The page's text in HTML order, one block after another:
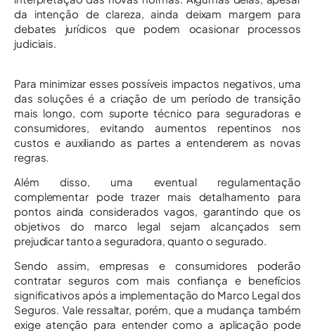
da intenção de clareza, ainda deixam margem para
debates jurídicos que podem ocasionar processos
judiciais.
Para minimizar esses possíveis impactos negativos, uma
das soluções é a criação de um período de transição
mais longo, com suporte técnico para seguradoras e
consumidores, evitando aumentos repentinos nos
custos e auxiliando as partes a entenderem as novas
regras.
Além disso, uma eventual regulamentação
complementar pode trazer mais detalhamento para
pontos ainda considerados vagos, garantindo que os
objetivos do marco legal sejam alcançados sem
prejudicar tanto a seguradora, quanto o segurado.
Sendo assim, empresas e consumidores poderão
contratar seguros com mais confiança e benefícios
significativos após a implementação do Marco Legal dos
Seguros. Vale ressaltar, porém, que a mudança também
exige atenção para entender como a aplicação pode